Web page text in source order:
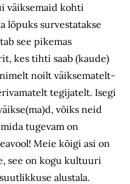
väiksemaid kohti
lõpuks survestatakse
see pikemas
kes tihti saab (kaude)
noilt väiksematelt-
tegijatelt. Isegi
võiks neid
tugevam on
Meie kõigi asi on
see on kogu kultuuri
alustala.